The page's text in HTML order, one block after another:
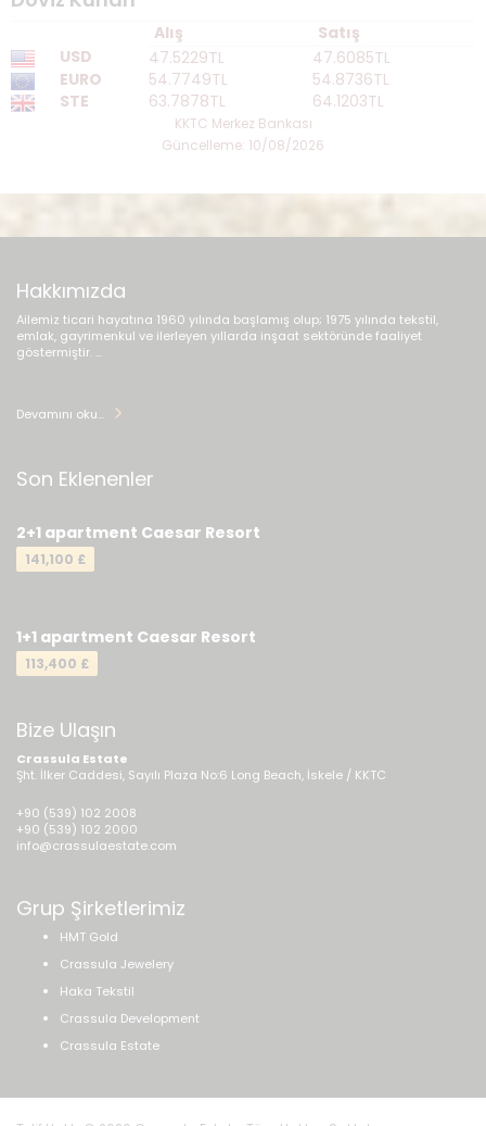
Alış
Satış
USD
47.5229TL
47.6085TL
EURO
54.7749TL
54.8736TL
STE
63.7878TL 64.1203TL
KKTC Merkez Bankası
Güncelleme: 10/08/2026
Hakkımızda
Ailemiz ticari hayatına 1960 yılında başlamış olup; 1975 yılında tekstil,
emlak, gayrimenkul ve ilerleyen yıllarda inşaat sektöründe faaliyet
göstermiştir. ...
Devamını oku...
Son Eklenenler
2+1 apartment Caesar Resort
141,100 £
1+1 apartment Caesar Resort
113,400 £
Bize Ulaşın
Crassula Estate
Şht. İlker Caddesi, Sayılı Plaza No:6 Long Beach, İskele / KKTC
+90 (539) 102 2008
+90 (539) 102 2000
info@crassulaestate.com
Grup Şirketlerimiz
HMT Gold
Crassula Jewelery
Haka Tekstil
Crassula Development
Crassula Estate